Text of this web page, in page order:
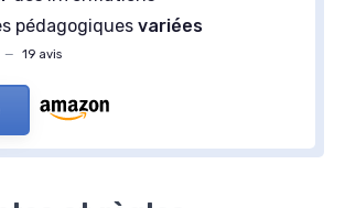
pédagogiques variées
— 19 avis